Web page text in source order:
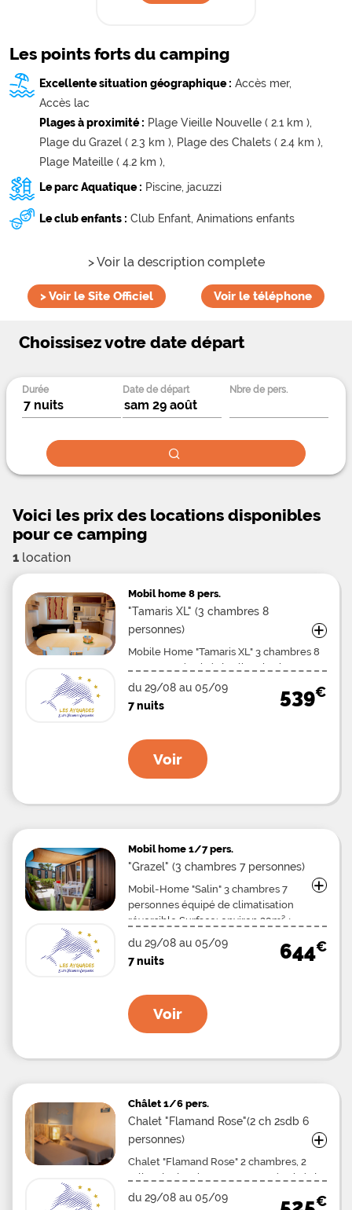
Les points forts du camping
Excellente situation géographique : Accès mer,
Accès lac
Plages à proximité : Plage Vieille Nouvelle ( 2.1 km ),
Plage du Grazel ( 2.3 km ), Plage des Chalets ( 2.4 km ),
Plage Mateille ( 4.2 km ),
Le parc Aquatique : Piscine, jacuzzi
Le club enfants : Club Enfant, Animations enfants
> Voir la description complete
>Voir le Site Officiel Voir le téléphone
Choissisez votre date départ
Durée Date de départ Nbre de pers.
Voici les prix des locations disponibles
pour ce camping
1 location
Mobil home 8 pers.
"Tamaris XL" (3 chambres 8
personnes)
Mobile Home "Tamaris XL" 3 chambres 8
personnes équipé de climatisation
réversible Surfaces : Environ 29m² +
terrasse couverte 10m² Cuisine équipée
de: - réfrigérateur avec compartiment à
filtre électrique - four micro-ondes -
grille pain Couchage : 1 chambre avec 1
lit double (140) 2 chambres avec 2 lits
+
du 29/08 au 05/09
7 nuits
539€
Voir
Mobil home 1/7 pers.
"Grazel" (3 chambres 7 personnes)
Mobil-Home "Salin" 3 chambres 7
personnes équipé de climatisation
réversible Surface: environ 29m² +
terrasse couverte 10m² Cuisine équipée
de: - réfrigérateur avec compartiment à
glaçons - plaques électriques - cafetière
grille pain Couchage : 1 chambre avec 1
lit double (140) 2 chambres avec 2 lits
simples (90) 1 lit superposé pour enfant
Oreillers et couvertures fournis (1 par
+
du 29/08 au 05/09
7 nuits
644€
Voir
Châlet 1/6 pers.
Chalet "Flamand Rose"(2 ch 2sdb 6
personnes)
Chalet "Flamand Rose" 2 chambres, 2
salles de douche 6 personnes équipé de
climatisation réversible Surface: Environ
+
du 29/08 au 05/09
€